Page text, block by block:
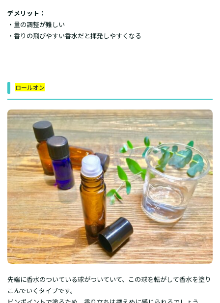
デメリット：
・量の調整が難しい
・香りの飛びやすい香水だと揮発しやすくなる
ロールオン
先端に香水のついている球がついていて、この球を転がして香水を塗り
こんでいくタイプです。